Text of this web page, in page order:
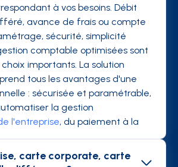
à vos besoins. Débit
avance de frais ou compte
sécurité, simplicité
comptable optimisées sont
importants. La solution
tous les avantages d'une
: sécurisée et paramétrable,
la gestion
l'entreprise, du paiement à la
carte corporate, carte